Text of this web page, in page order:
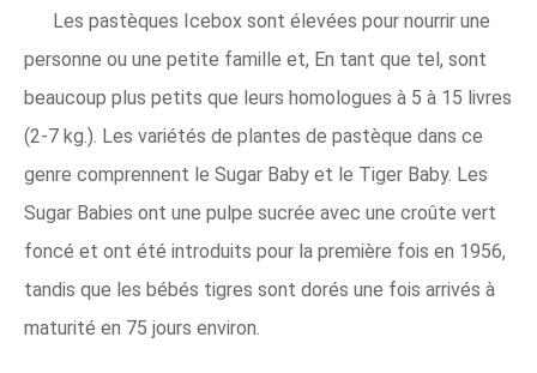
Les pastèques Icebox sont élevées pour nourrir une
personne ou une petite famille et, En tant que tel, sont
beaucoup plus petits que leurs homologues à 5 à 15 livres
(2-7 kg.). Les variétés de plantes de pastèque dans ce
genre comprennent le Sugar Baby et le Tiger Baby. Les
Sugar Babies ont une pulpe sucrée avec une croûte vert
foncé et ont été introduits pour la première fois en 1956,
tandis que les bébés tigres sont dorés une fois arrivés à
maturité en 75 jours environ.